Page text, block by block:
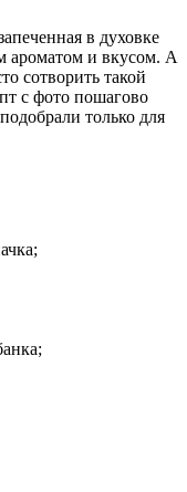
в духовке
ароматом и вкусом. А
сотворить такой
с фото пошагово
только для